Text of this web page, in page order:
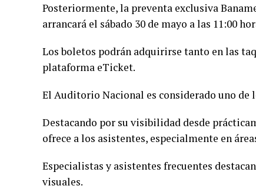
Posteriormente, la preventa exclusiva
arrancará el sábado 30 de mayo a las 11:00
Los boletos podrán adquirirse tanto en las
plataforma eTicket.
El Auditorio Nacional es considerado uno de
Destacando por su visibilidad desde
ofrece a los asistentes, especialmente en
Especialistas y asistentes frecuentes
visuales.